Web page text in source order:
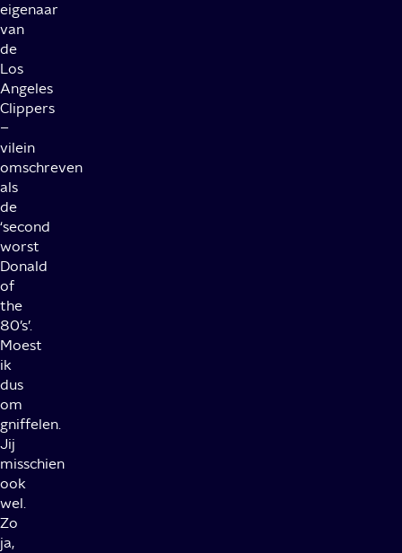
eigenaar
van
de
Los
Angeles
Clippers
–
vilein
omschreven
als
de
‘second
worst
Donald
of
the
80’s’.
Moest
ik
dus
om
gniffelen.
Jij
misschien
ook
wel.
Zo
ja,